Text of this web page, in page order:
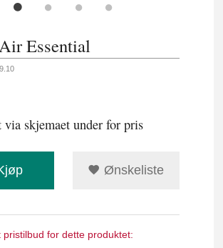
Essential
via skjemaet under for pris
Ønskeliste
pristilbud for dette produktet: